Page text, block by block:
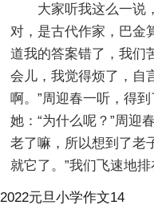
大家听我这么一说
对，是古代作家，巴金
道我的答案错了，我们
会儿，我觉得烦了，自
啊。”周迎春一听，得
她：“为什么呢？”周迎
老了嘛，所以想到了老
就它了。”我们飞速地
2022元旦小学作文14